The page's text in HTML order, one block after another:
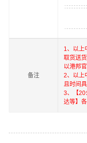
备注
1、以上
取货送
以港邦
2、以上
且时间
3、【20
达等】